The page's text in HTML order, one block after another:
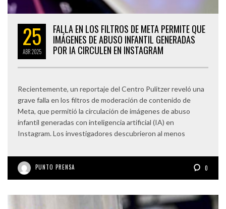
25
ABR2025
FALLA EN LOS FILTROS DE META PERMITE QUE
IMÁGENES DE ABUSO INFANTIL GENERADAS
POR IA CIRCULEN EN INSTAGRAM
Recientemente, un reportaje del Centro Pulitzer reveló una
grave falla en los filtros de moderación de contenido de
Meta, que permitió la circulación de imágenes de abuso
infantil generadas con inteligencia artificial (IA) en
Instagram. Los investigadores descubrieron al menos
PUNTO PRENSA 0